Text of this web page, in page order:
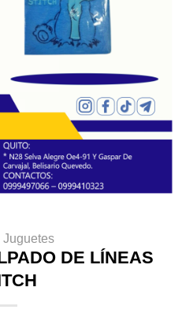
Juguetes
DE LÍNEAS